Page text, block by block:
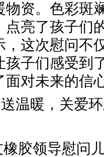
物资。色彩斑
点亮了孩子们
，这次慰问不
孩子们感受到
面对未来的信
橡胶领导慰问